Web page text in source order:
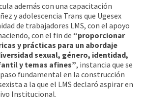
además con una capacitación
y adolescencia Trans que Ugesex
de trabajadores LMS, con el apoyo
con el fin de “proporcionar
y prácticas para un abordaje
sexual, género, identidad,
y temas afines”, instancia que se
fundamental en la construcción
a la que el LMS declaró aspirar en
Institucional.